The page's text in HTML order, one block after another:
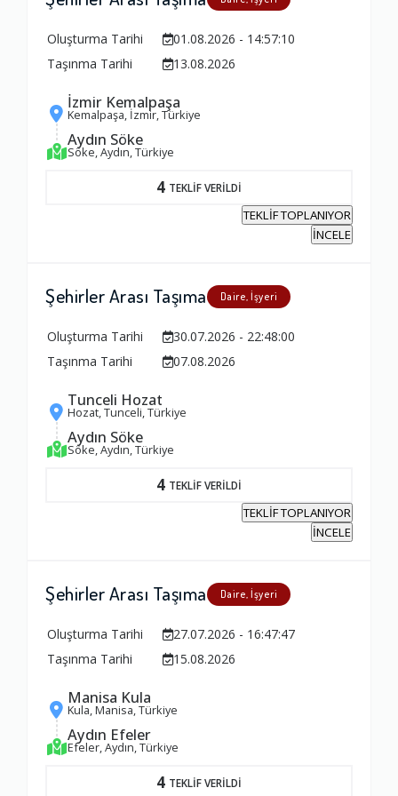
Oluşturma Tarihi
01.08.2026 - 14:57:10
Taşınma Tarihi
13.08.2026
İzmir Kemalpaşa
Kemalpaşa, İzmir, Türkiye
Aydın Söke
Söke, Aydın, Türkiye
4 TEKLİF VERİLDİ
TEKLİF TOPLANIYOR
İNCELE
Şehirler Arası Taşıma Daire, İşyeri
Oluşturma Tarihi
30.07.2026 - 22:48:00
Taşınma Tarihi
07.08.2026
Tunceli Hozat
Hozat, Tunceli, Türkiye
Aydın Söke
Söke, Aydın, Türkiye
4 TEKLİF VERİLDİ
TEKLİF TOPLANIYOR
İNCELE
Şehirler Arası Taşıma Daire, İşyeri
Oluşturma Tarihi
27.07.2026 - 16:47:47
Taşınma Tarihi
15.08.2026
Manisa Kula
Kula, Manisa, Türkiye
Aydın Efeler
Efeler, Aydın, Türkiye
4 TEKLİF VERİLDİ
Bu firmayla iletişim bilgileriniz paylaşıldı.